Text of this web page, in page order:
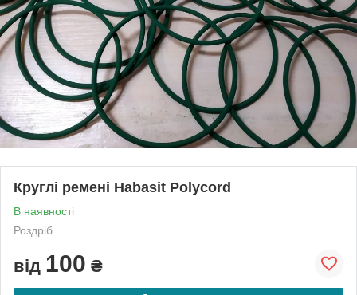
Круглі ремені Habasit Polycord
В наявності
Роздріб
від 100 ₴